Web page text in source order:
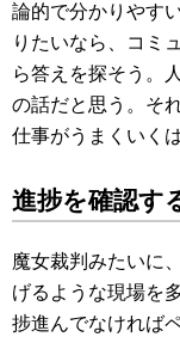
論的で分かりやす
りたいなら、コミ
ら答えを探そう。
の話だと思う。そ
仕事がうまくいく
進捗を確認す
魔女裁判みたいに
げるような現場を
捗進んでなければ